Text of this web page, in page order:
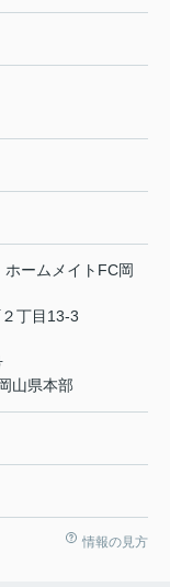
ームメイトFC岡
丁目13-3
山県本部
情報の見方